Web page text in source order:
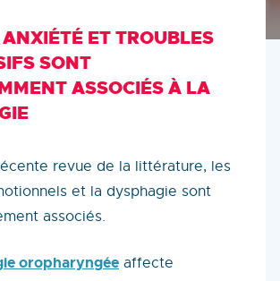
ET TROUBLES
SONT
ASSOCIÉS À LA
revue de la littérature, les
et la dysphagie sont
associés.
oropharyngée affecte